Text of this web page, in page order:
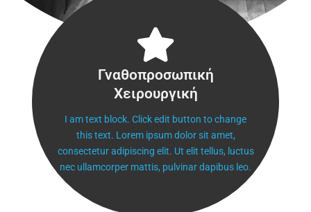
Γναθοπροσωπική
Χειρουργική
I am text block. Click edit button to change
this text. Lorem ipsum dolor sit amet,
consectetur adipiscing elit. Ut elit tellus, luctus
nec ullamcorper mattis, pulvinar dapibus leo.
Γναθοπροσωπική
Χειρουργική